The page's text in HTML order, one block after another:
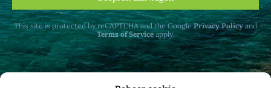
This site is protected by reCAPTCHA and the GooglePrivacy Policyand
Terms of Serviceapply.